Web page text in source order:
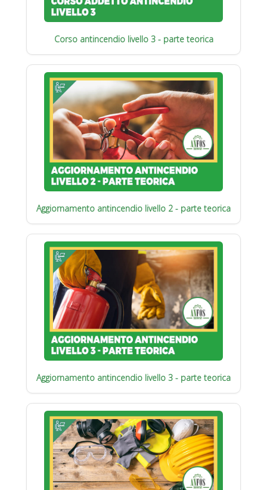
Corso antincendio livello 3 - parte teorica
Aggiornamento antincendio livello 2 - parte teorica
Aggiornamento antincendio livello 3 - parte teorica